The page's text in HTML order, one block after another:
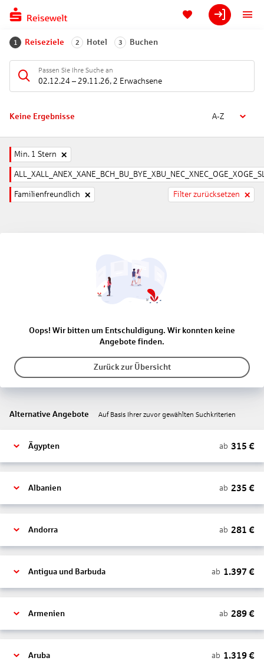
1 Reiseziele 2 Hotel 3 Buchen
Passen Sie Ihre Suche an
02.12.24 – 29.11.26, 2 Erwachsene
Keine Ergebnisse A-Z
Min. 1 Stern
Familienfreundlich Filter zurücksetzen
Oops! Wir bitten um Entschuldigung. Wir konnten keine
Angebote finden.
Zurück zur Übersicht
Alternative Angebote Auf Basis Ihrer zuvor gewählten Suchkriterien
Ägypten ab 315 €
Albanien ab 235 €
Andorra ab 281 €
Antigua und Barbuda ab 1.397 €
Armenien ab 289€
Aruba ab 1.319€